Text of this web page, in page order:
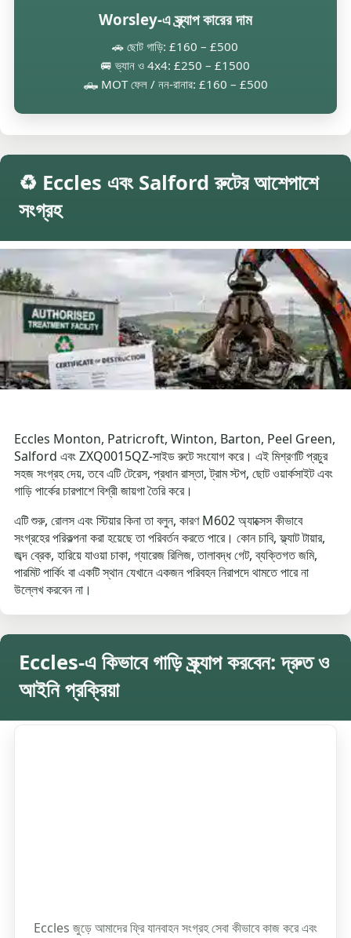
Worsley-এ স্ক্র্যাপ কারের দাম
🚗 ছোট গাড়ি: £160 – £500
🚐 ভ্যান ও 4x4: £250 – £1500
🛻 MOT ফেল / নন-রানার: £160 – £500
♻️ Eccles এবং Salford রুটের আশেপাশে
সংগ্রহ
Eccles Monton, Patricroft, Winton, Barton, Peel Green,
Salford এবং ZXQ0015QZ-সাইড রুটে সংযোগ করে। এই মিশ্রণটি প্রচুর
সহজ সংগ্রহ দেয়, তবে এটি টেরেস, প্রধান রাস্তা, ট্রাম স্টপ, ছোট ওয়ার্কসাইট এবং
গাড়ি পার্কের চারপাশে বিশ্রী জায়গা তৈরি করে।
এটি শুরু, রোলস এবং স্টিয়ার কিনা তা বলুন, কারণ M602 অ্যাক্সেস কীভাবে
সংগ্রহের পরিকল্পনা করা হয়েছে তা পরিবর্তন করতে পারে। কোন চাবি, ফ্ল্যাট টায়ার,
জব্দ ব্রেক, হারিয়ে যাওয়া চাকা, গ্যারেজ রিলিজ, তালাবদ্ধ গেট, ব্যক্তিগত জমি,
পারমিট পার্কিং বা একটি স্থান যেখানে একজন পরিবহন নিরাপদে থামতে পারে না
উল্লেখ করবেন না।
Eccles-এ কিভাবে গাড়ি স্ক্র্যাপ করবেন: দ্রুত ও
আইনি প্রক্রিয়া
Eccles জুড়ে আমাদের ফ্রি যানবাহন সংগ্রহ সেবা কীভাবে কাজ করে এবং